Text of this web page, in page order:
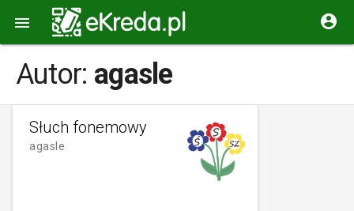


Autor: agasle
Słuch fonemowy
agasle